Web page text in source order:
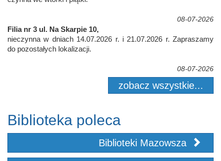
08-07-2026
Filia nr 3 ul. Na Skarpie 10,
nieczynna w dniach 14.07.2026 r. i 21.07.2026 r. Zapraszamy
do pozostałych lokalizacji.
08-07-2026
zobacz wszystkie...
Biblioteka poleca
Biblioteki Mazowsza